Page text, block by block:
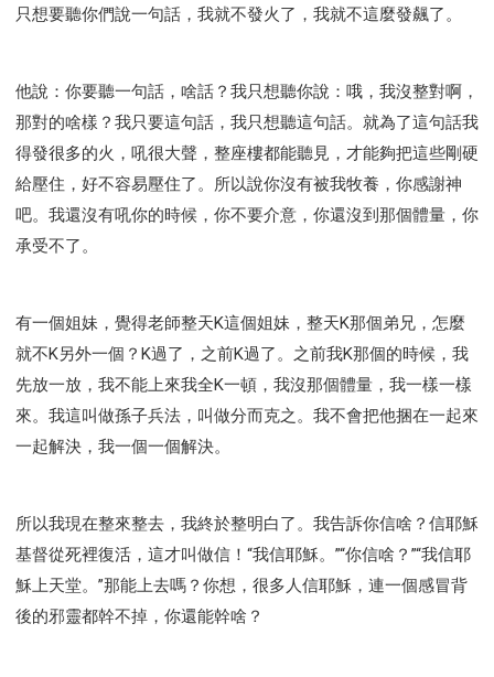
只想要聽你們說一句話，我就不發火了，我就不這麼發飆了。
他說：你要聽一句話，啥話？我只想聽你說：哦，我沒整對啊，
那對的啥樣？我只要這句話，我只想聽這句話。就為了這句話我
得發很多的火，吼很大聲，整座樓都能聽見，才能夠把這些剛硬
給壓住，好不容易壓住了。所以說你沒有被我牧養，你感謝神
吧。我還沒有吼你的時候，你不要介意，你還沒到那個體量，你
承受不了。
有一個姐妹，覺得老師整天K這個姐妹，整天K那個弟兄，怎麼
就不K另外一個？K過了，之前K過了。之前我K那個的時候，我
先放一放，我不能上來我全K一頓，我沒那個體量，我一樣一樣
來。我這叫做孫子兵法，叫做分而克之。我不會把他捆在一起來
一起解決，我一個一個解決。
所以我現在整來整去，我終於整明白了。我告訴你信啥？信耶穌
基督從死裡復活，這才叫做信！“我信耶穌。”“你信啥？”“我信耶
穌上天堂。”那能上去嗎？你想，很多人信耶穌，連一個感冒背
後的邪靈都幹不掉，你還能幹啥？